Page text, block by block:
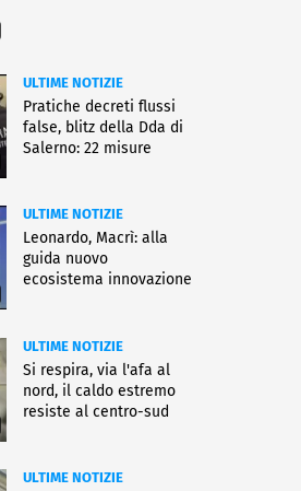
ULTIME NOTIZIE
Pratiche decreti flussi
false, blitz della Dda di
Salerno: 22 misure
ULTIME NOTIZIE
Leonardo, Macrì: alla
guida nuovo
ecosistema innovazione
ULTIME NOTIZIE
Si respira, via l'afa al
nord, il caldo estremo
resiste al centro-sud
ULTIME NOTIZIE